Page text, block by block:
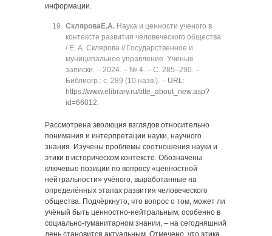
информации.
СкляроваЕ.А. Наука и ценности ученого в
контексте развития человеческого общества
/ Е. А. Склярова // Государственное и
муниципальное управление. Ученые
записки. ‒ 2024. ‒ № 4. ‒ C. 285‒290. ‒
Библиогр.: с. 289 (10 назв.). ‒ URL:
https://www.elibrary.ru/title_about_new.asp?
id=66012.
Рассмотрена эволюция взглядов относительно
понимания и интерпретации науки, научного
знания. Изучены проблемы соотношения науки и
этики в историческом контексте. Обозначены
ключевые позиции по вопросу «ценностной
нейтральности» учёного, выработанные на
определённых этапах развития человеческого
общества. Подчёркнуто, что вопрос о том, может ли
учёный быть ценностно-нейтральным, особенно в
социально-гуманитарном знании, ‒ на сегодняшний
день становится актуальным. Отмечено, что этика